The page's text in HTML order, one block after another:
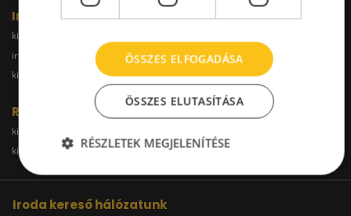
Iroda
kiadoiroda.info
irodakiadobudapest.hu
kiadoirodabudaors.hu
kiadoirodagyor.hu
Raktár
kiadoraktarbudapest.hu
kiadoraktardebrecen.hu
raktarszekesfehervar.hu
Iroda kereső hálózatunk
ÖSSZES ELFOGADÁSA
ÖSSZES ELUTASÍTÁSA
RÉSZLETEK MEGJELENÍTÉSE